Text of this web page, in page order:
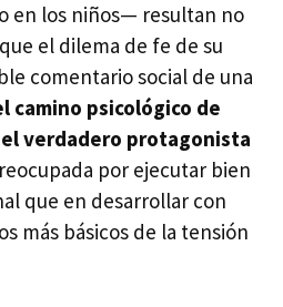
en los niños— resultan no
el dilema de fe de su
comentario social de una
camino psicológico de
verdadero protagonista
por ejecutar bien
que en desarrollar con
más básicos de la tensión